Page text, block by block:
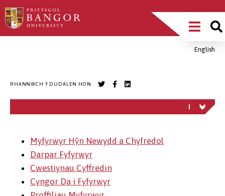
Sgipiwch
i’r
Main
MenuEnglish
RHANNWCH Y DUDALEN HON
Myfyrwyr Hŷn Newydd a Chyfredol
Darpar Fyfyrwyr
Cwestiynau Cyffredin
Cyngor Da i Fyfyrwyr